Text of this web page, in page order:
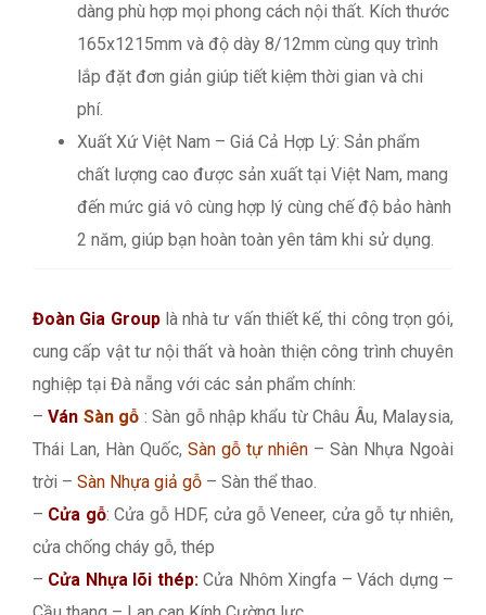
dàng phù hợp mọi phong cách nội thất. Kích thước
165x1215mm và độ dày 8/12mm cùng quy trình
lắp đặt đơn giản giúp tiết kiệm thời gian và chi
phí.
Xuất Xứ Việt Nam – Giá Cả Hợp Lý: Sản phẩm
chất lượng cao được sản xuất tại Việt Nam, mang
đến mức giá vô cùng hợp lý cùng chế độ bảo hành
2 năm, giúp bạn hoàn toàn yên tâm khi sử dụng.
Đoàn Gia Grouplà nhà tư vấn thiết kế, thi công trọn gói,
cung cấp vật tư nội thất và hoàn thiện công trình chuyên
nghiệp tại Đà nẵng với các sản phẩm chính:
–Ván Sàn gỗ : Sàn gỗ nhập khẩu từ Châu Âu, Malaysia,
Thái Lan, Hàn Quốc, Sàn gỗ tự nhiên – Sàn Nhựa Ngoài
trời – Sàn Nhựa giả gỗ – Sàn thể thao.
– Cửa gỗ: Cửa gỗ HDF, cửa gỗ Veneer, cửa gỗ tự nhiên,
cửa chống cháy gỗ, thép
– Cửa Nhựa lõi thép:Cửa Nhôm Xingfa – Vách dựng –